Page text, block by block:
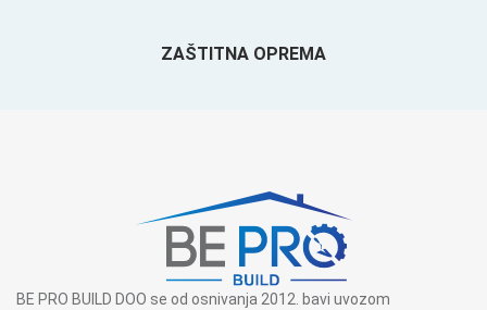
ZAŠTITNA OPREMA
BE PRO BUILD DOO se od osnivanja 2012. bavi uvozom